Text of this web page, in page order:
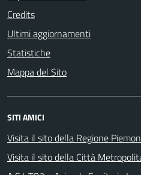
Credits
Ultimi aggiornamenti
Statistiche
Mappa del Sito
SITI AMICI
Visita il sito della Regione
Visita il sito della Città